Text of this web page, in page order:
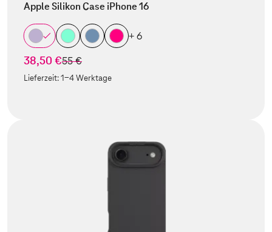
Apple Silikon Case iPhone 16
+ 6
38,50 €statt
55 €
Lieferzeit:1-4 Werktage